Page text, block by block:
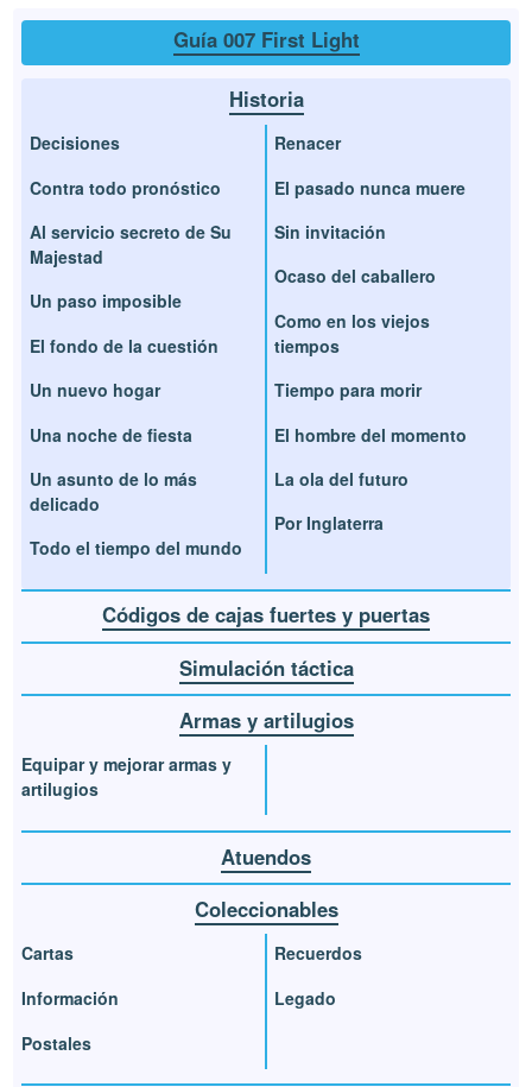
Guía 007 First Light
Historia
Decisiones
Contra todo pronóstico
Al servicio secreto de Su
Majestad
Un paso imposible
El fondo de la cuestión
Un nuevo hogar
Una noche de fiesta
Un asunto de lo más
delicado
Todo el tiempo del mundo
Renacer
El pasado nunca muere
Sin invitación
Ocaso del caballero
Como en los viejos
tiempos
Tiempo para morir
El hombre del momento
La ola del futuro
Por Inglaterra
Códigos de cajas fuertes y puertas
Simulación táctica
Armas y artilugios
Equipar y mejorar armas y
artilugios
Atuendos
Coleccionables
Cartas
Información
Postales
Recuerdos
Legado